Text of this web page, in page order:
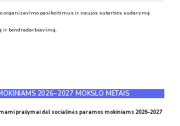
organizavimo pasikeitimus ir naujos sutarties sudarymą
ir bendradarbiavimą.
2026–2027 MOKSLO METAIS
prašymai dėl socialinės paramos mokiniams 2026–2027